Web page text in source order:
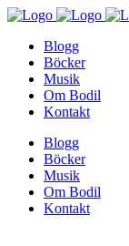
Blogg
Böcker
Musik
Om Bodil
Kontakt
Blogg
Böcker
Musik
Om Bodil
Kontakt